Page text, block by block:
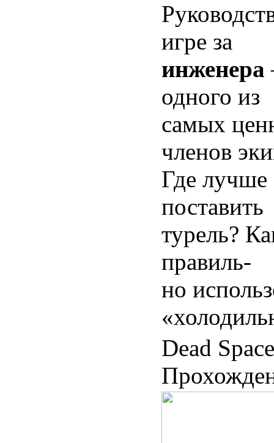
игре за
инженера
одного из
самых
членов
Где лучше
поставить
турель?
правиль-
но
Dead